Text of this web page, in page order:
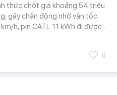
thức chốt giá khoảng 54 triệu
gây chấn động nhờ vận tốc
h, pin CATL 11 kWh đi được…
0